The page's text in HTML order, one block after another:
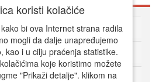
koristi kolačiće
bi ova Internet strana radila
mogli da dalje unapređujemo
kao i u cilju praćenja statistike.
koje koristimo možete
"Prikaži detalje". klikom na